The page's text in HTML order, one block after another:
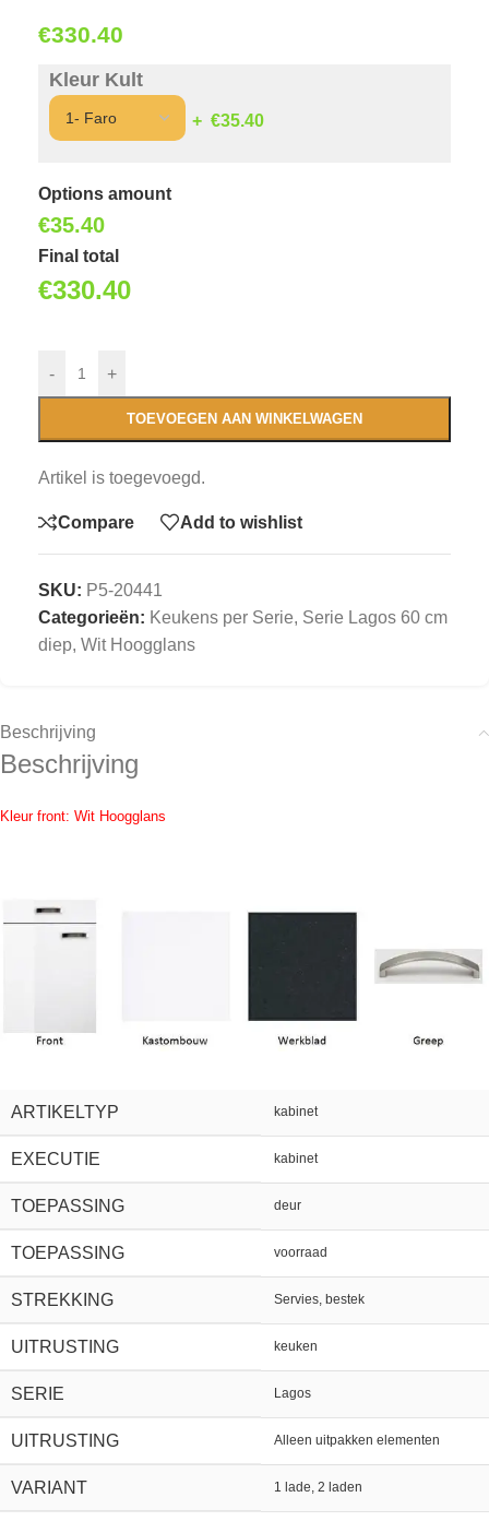
€330.40
Kleur Kult
€35.40
Options amount
€35.40
Final total
€330.40
- +
TOEVOEGEN AAN WINKELWAGEN
Artikel is toegevoegd.
Compare Add to wishlist
SKU: P5-20441
Categorieën: Keukens per Serie, Serie Lagos 60 cm
diep, Wit Hoogglans
Beschrijving
Beschrijving
Kleur front: Wit Hoogglans
ARTIKELTYP kabinet
EXECUTIE kabinet
TOEPASSING deur
TOEPASSING voorraad
STREKKING Servies, bestek
UITRUSTING keuken
SERIE Lagos
UITRUSTING Alleen uitpakken elementen
VARIANT 1 lade, 2 laden